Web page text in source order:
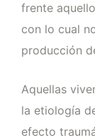
frente
con lo cual
producción
Aquellas
la etiología
efecto